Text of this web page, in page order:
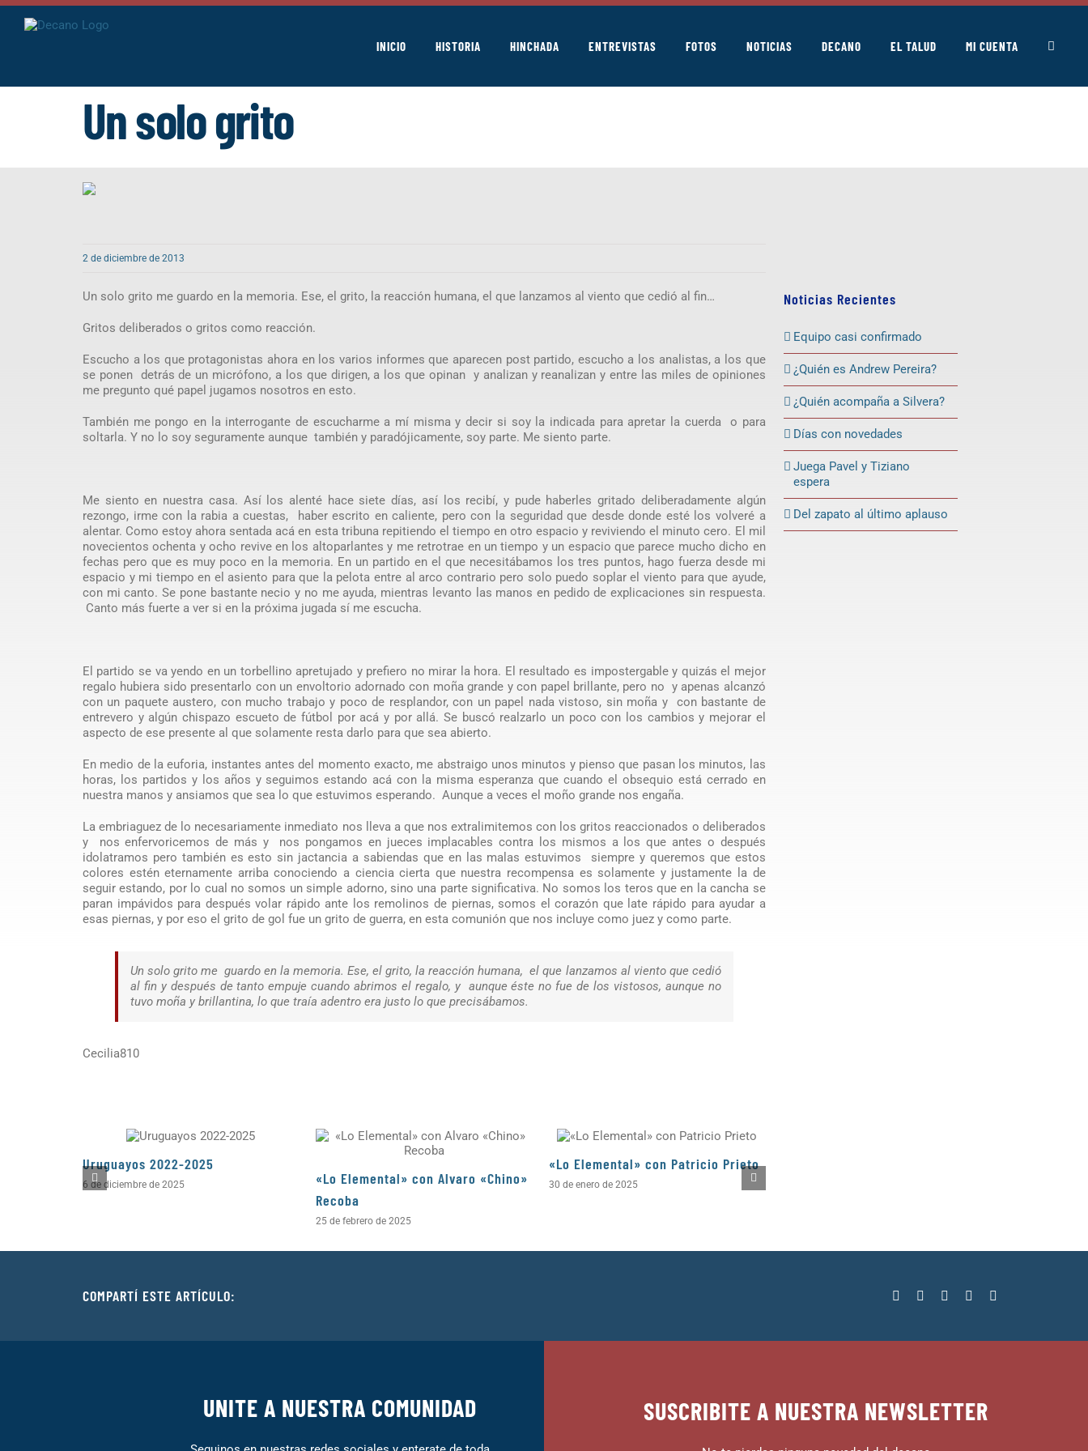
Saltar
INICIO HISTORIA HINCHADA ENTREVISTAS FOTOS NOTICIAS DECANO EL TALUD MI CUENTA
Un solo grito
2 de diciembre de 2013
Un solo grito me guardo en la memoria. Ese, el grito, la reacción humana, el que lanzamos al viento que cedió al fin…
Gritos deliberados o gritos como reacción.
Escucho a los que protagonistas ahora en los varios informes que aparecen post partido, escucho a los analistas, a los que
se ponen detrás de un micrófono, a los que dirigen, a los que opinan y analizan y reanalizan y entre las miles de opiniones
me pregunto qué papel jugamos nosotros en esto.
También me pongo en la interrogante de escucharme a mí misma y decir si soy la indicada para apretar la cuerda o para
soltarla. Y no lo soy seguramente aunque también y paradójicamente, soy parte. Me siento parte.
Me siento en nuestra casa. Así los alenté hace siete días, así los recibí, y pude haberles gritado deliberadamente algún
rezongo, irme con la rabia a cuestas, haber escrito en caliente, pero con la seguridad que desde donde esté los volveré a
alentar. Como estoy ahora sentada acá en esta tribuna repitiendo el tiempo en otro espacio y reviviendo el minuto cero. El mil
novecientos ochenta y ocho revive en los altoparlantes y me retrotrae en un tiempo y un espacio que parece mucho dicho en
fechas pero que es muy poco en la memoria. En un partido en el que necesitábamos los tres puntos, hago fuerza desde mi
espacio y mi tiempo en el asiento para que la pelota entre al arco contrario pero solo puedo soplar el viento para que ayude,
con mi canto. Se pone bastante necio y no me ayuda, mientras levanto las manos en pedido de explicaciones sin respuesta.
Canto más fuerte a ver si en la próxima jugada sí me escucha.
El partido se va yendo en un torbellino apretujado y prefiero no mirar la hora. El resultado es impostergable y quizás el mejor
regalo hubiera sido presentarlo con un envoltorio adornado con moña grande y con papel brillante, pero no y apenas alcanzó
con un paquete austero, con mucho trabajo y poco de resplandor, con un papel nada vistoso, sin moña y con bastante de
entrevero y algún chispazo escueto de fútbol por acá y por allá. Se buscó realzarlo un poco con los cambios y mejorar el
aspecto de ese presente al que solamente resta darlo para que sea abierto.
En medio de la euforia, instantes antes del momento exacto, me abstraigo unos minutos y pienso que pasan los minutos, las
horas, los partidos y los años y seguimos estando acá con la misma esperanza que cuando el obsequio está cerrado en
nuestra manos y ansiamos que sea lo que estuvimos esperando. Aunque a veces el moño grande nos engaña.
La embriaguez de lo necesariamente inmediato nos lleva a que nos extralimitemos con los gritos reaccionados o deliberados
y nos enfervoricemos de más y nos pongamos en jueces implacables contra los mismos a los que antes o después
idolatramos pero también es esto sin jactancia a sabiendas que en las malas estuvimos siempre y queremos que estos
colores estén eternamente arriba conociendo a ciencia cierta que nuestra recompensa es solamente y justamente la de
seguir estando, por lo cual no somos un simple adorno, sino una parte significativa. No somos los teros que en la cancha se
paran impávidos para después volar rápido ante los remolinos de piernas, somos el corazón que late rápido para ayudar a
esas piernas, y por eso el grito de gol fue un grito de guerra, en esta comunión que nos incluye como juez y como parte.
Un solo grito me guardo en la memoria. Ese, el grito, la reacción humana, el que lanzamos al viento que cedió
al fin y después de tanto empuje cuando abrimos el regalo, y aunque éste no fue de los vistosos, aunque no
tuvo moña y brillantina, lo que traía adentro era justo lo que precisábamos.
Cecilia810
Uruguayos 2022-2025
6 de diciembre de 2025
«Lo Elemental» con Alvaro «Chino»
Recoba
25 de febrero de 2025
«Lo Elemental» con Patricio Prieto
30 de enero de 2025
Noticias Recientes
Equipo casi confirmado
¿Quién es Andrew Pereira?
¿Quién acompaña a Silvera?
Días con novedades
Juega Pavel y Tiziano
espera
Del zapato al último aplauso
COMPARTÍ ESTE ARTÍCULO:
UNITE A NUESTRA COMUNIDAD SUSCRIBITE A NUESTRA NEWSLETTER